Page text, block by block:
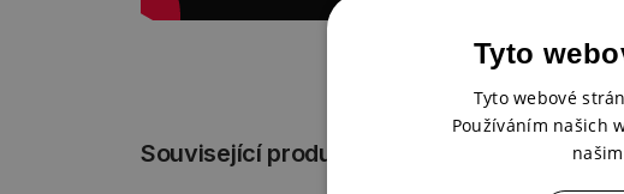
Související produkty
Tyto
Tyto webové
Používáním našich